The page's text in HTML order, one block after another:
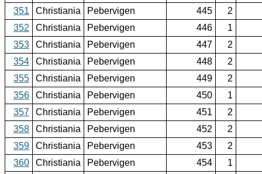
351
Christiania Pebervigen 445
2
352
Christiania Pebervigen 446
1
353
Christiania Pebervigen 447
2
354
Christiania Pebervigen 448
2
355
Christiania Pebervigen 449
2
356
Christiania Pebervigen 450
1
357
Christiania Pebervigen 451
2
358
Christiania Pebervigen 452
2
359
Christiania Pebervigen 453
2
360
Christiania Pebervigen 454
1